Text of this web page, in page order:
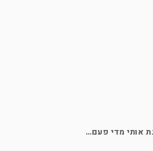
אותי מדי פעם…